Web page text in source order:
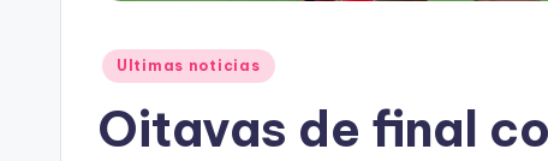
Posted
Ultimas noticias
Oitavas de final